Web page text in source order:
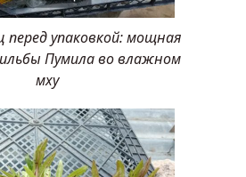
упаковкой: мощная
Пумила во влажном
мху